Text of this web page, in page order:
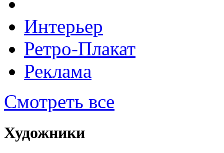
Интерьер
Ретро-Плакат
Реклама
Смотреть все
Художники